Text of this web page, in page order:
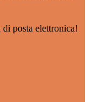
posta elettronica!